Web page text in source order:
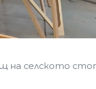
на селското